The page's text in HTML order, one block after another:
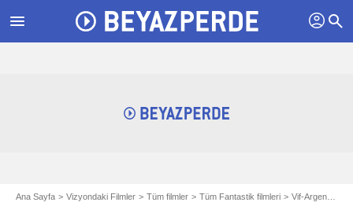
menu profil search
Ana Sayfa Vizyondaki Filmler Tüm filmler Tüm Fantastik filmleri Vif-Argent